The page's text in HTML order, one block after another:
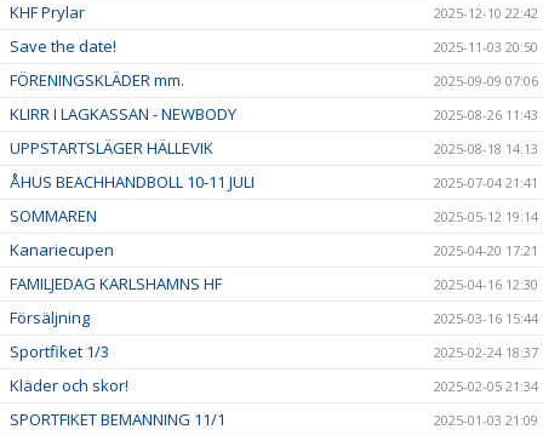
KHF Prylar 2025-12-10 22:42
Save the date! 2025-11-03 20:50
FÖRENINGSKLÄDER mm. 2025-09-09 07:06
KLIRR I LAGKASSAN - NEWBODY 2025-08-26 11:43
UPPSTARTSLÄGER HÄLLEVIK 2025-08-18 14:13
ÅHUS BEACHHANDBOLL 10-11 JULI 2025-07-04 21:41
SOMMAREN 2025-05-12 19:14
Kanariecupen 2025-04-20 17:21
FAMILJEDAG KARLSHAMNS HF 2025-04-16 12:30
Försäljning 2025-03-16 15:44
Sportfiket 1/3 2025-02-24 18:37
Kläder och skor! 2025-02-05 21:34
SPORTFIKET BEMANNING 11/1 2025-01-03 21:09